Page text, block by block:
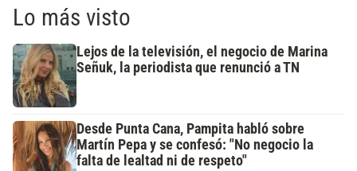
Lo más visto
Lejos de la televisión, el negocio de Marina
Señuk, la periodista que renunció a TN
Desde Punta Cana, Pampita habló sobre
Martín Pepa y se confesó: "No negocio la
falta de lealtad ni de respeto"